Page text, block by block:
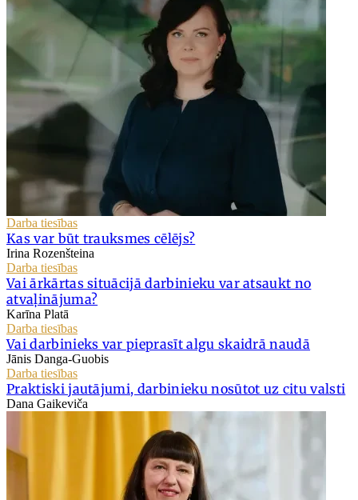
Darba tiesības
Kas var būt trauksmes cēlējs?
Irina Rozenšteina
Darba tiesības
Vai ārkārtas situācijā darbinieku var atsaukt no
atvaļinājuma?
Karīna Platā
Darba tiesības
Vai darbinieks var pieprasīt algu skaidrā naudā
Jānis Danga-Guobis
Darba tiesības
Praktiski jautājumi, darbinieku nosūtot uz citu valsti
Dana Gaikeviča